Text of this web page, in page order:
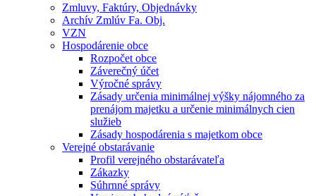
Zmluvy, Faktúry, Objednávky
Archív Zmlúv Fa. Obj.
VZN
Hospodárenie obce
Rozpočet obce
Záverečný účet
Výročné správy
Zásady určenia minimálnej výšky nájomného za
prenájom majetku a určenie minimálnych cien
služieb
Zásady hospodárenia s majetkom obce
Verejné obstarávanie
Profil verejného obstarávateľa
Zákazky
Súhrnné správy